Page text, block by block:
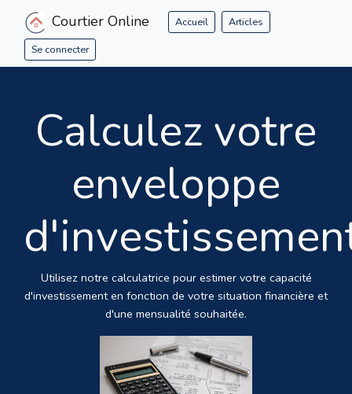
Courtier Online Accueil Articles
Se connecter
Calculez votre
enveloppe
Utilisez notre calculatrice pour estimer votre capacité
d'investissement en fonction de votre situation financière et
d'une mensualité souhaitée.